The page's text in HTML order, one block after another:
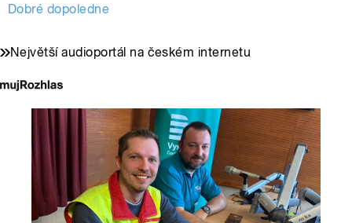
Dobré dopoledne
Největší audioportál na českém internetu